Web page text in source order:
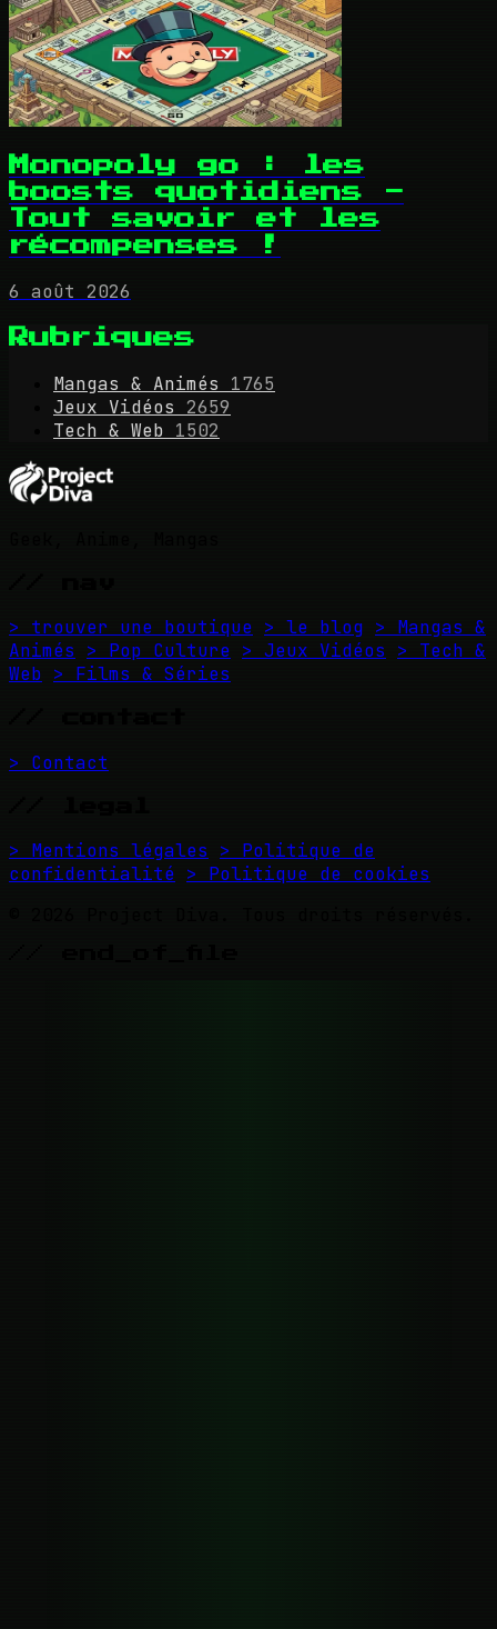
Monopoly go : les
boosts quotidiens -
Tout savoir et les
récompenses !
6 août 2026
Rubriques
Mangas & Animés
1765
Jeux Vidéos
2659
Tech & Web 1502
> trouver une boutique > le blog > Mangas &
Animés
> Pop Culture > Jeux Vidéos
> Tech &
Web > Films & Séries
> Contact
> Mentions légales
> Politique de
confidentialité > Politique de cookies